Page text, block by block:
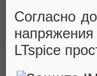
Согласно
LTspice